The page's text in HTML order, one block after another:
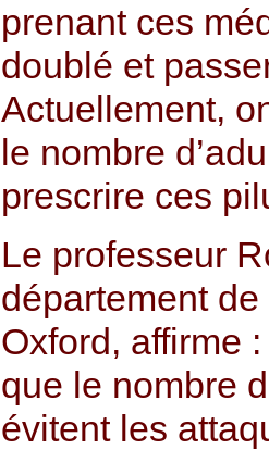
prenant ces
doublé et
Actuellement,
le nombre
prescrire ces
Le professeur
département
Oxford, affirme
que le nombre
évitent les